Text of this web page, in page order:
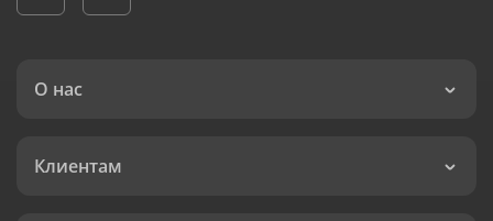
О нас
Клиентам